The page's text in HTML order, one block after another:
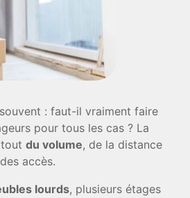
: faut-il vraiment faire
pour tous les cas ? La
du volume, de la distance
accès.
lourds, plusieurs étages